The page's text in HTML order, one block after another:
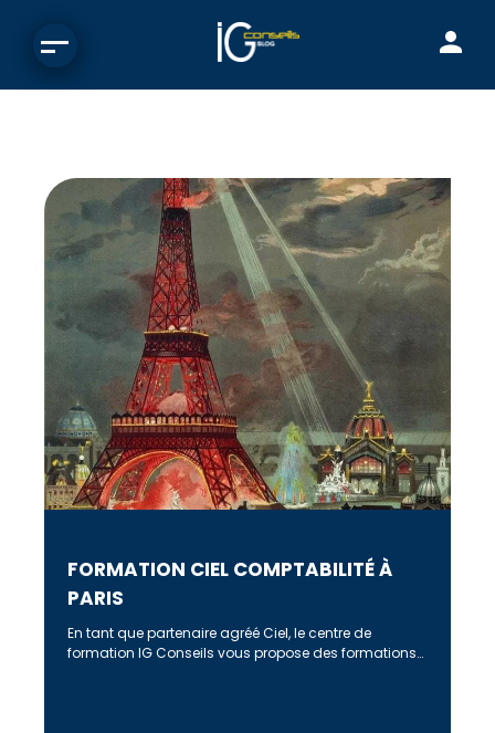
FORMATION CIEL COMPTABILITÉ À
PARIS
En tant que partenaire agréé Ciel, le centre de
formation IG Conseils vous propose des formations